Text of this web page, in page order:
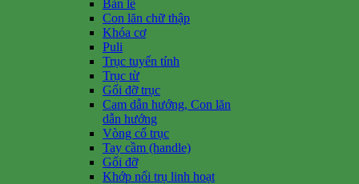
Bản lề
Con lăn chữ thập
Khóa cơ
Puli
Trục tuyến tính
Trục từ
Gối đỡ trục
Cam dẫn hướng, Con lăn
dẫn hướng
Vòng cổ trục
Tay cầm (handle)
Gối đỡ
Khớp nối trụ linh hoạt